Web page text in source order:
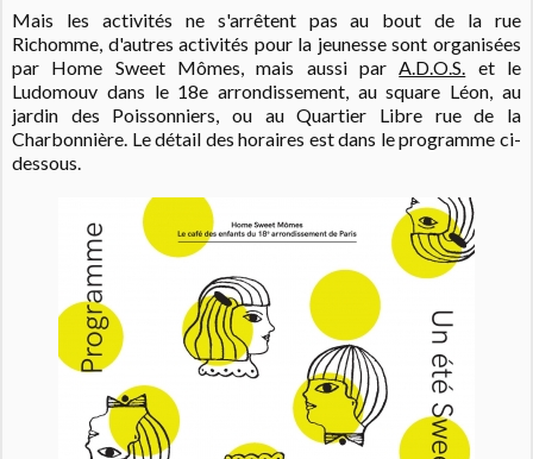
Mais les activités ne s'arrêtent pas au bout de la rue
Richomme, d'autres activités pour la jeunesse sont organisées
par Home Sweet Mômes, mais aussi parA.D.O.S. et le
Ludomouv dans le 18e arrondissement, au square Léon, au
jardin des Poissonniers, ou au Quartier Libre rue de la
Charbonnière. Le détail des horaires est dans le programme ci-
dessous.